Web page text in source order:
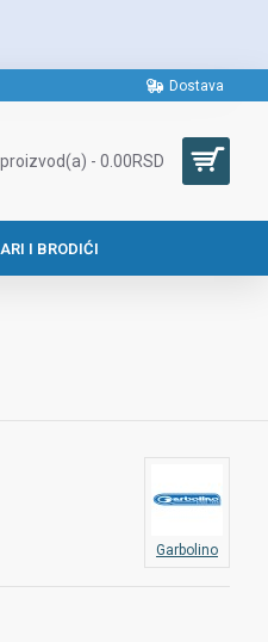
Dostava
- 0.00RSD
I BRODIĆI
Garbolino